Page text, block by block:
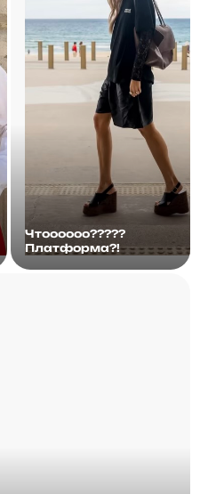
Чтоооооо?????
Платформа?!